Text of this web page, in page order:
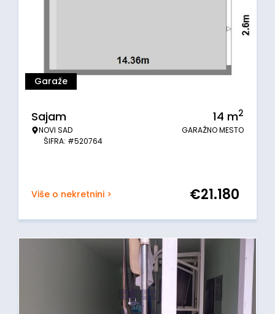
Garaže
Sajam
NOVI SAD
ŠIFRA: #520764
14 m2
GARAŽNO MESTO
Više o nekretnini > €21.180